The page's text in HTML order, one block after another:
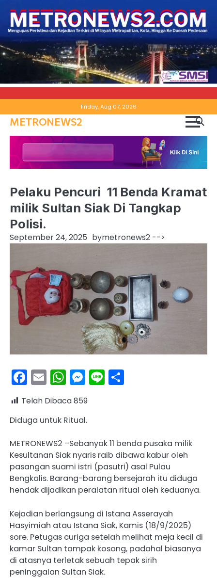
to
content
Friday, Aug 07, 2026
METRONEWS2
Pelaku Pencuri 11 Benda Kramat
milik Sultan Siak Di Tangkap
Polisi.
September 24, 2025 bymetronews2 -->
Facebook
EmailWhatsApp
Messenger
Line
Telah Dibaca859
Diduga untuk Ritual.
METRONEWS2 –Sebanyak 11 benda pusaka milik
Kesultanan Siak nyaris raib dibawa kabur oleh
pasangan suami istri (pasutri) asal Pulau
Bengkalis. Barang-barang bersejarah itu diduga
hendak dijadikan peralatan ritual oleh keduanya.
Kejadian berlangsung di Istana Asserayah
Hasyimiah atau Istana Siak, Kamis (18/9/2025)
sore. Petugas curiga setelah melihat meja kecil di
kamar Sultan tampak kosong, padahal biasanya
di atasnya terletak sebuah tepak sirih
peninggalan Sultan Siak.